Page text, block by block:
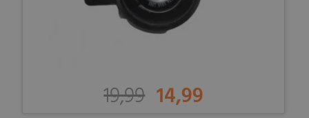
19,99 14,99